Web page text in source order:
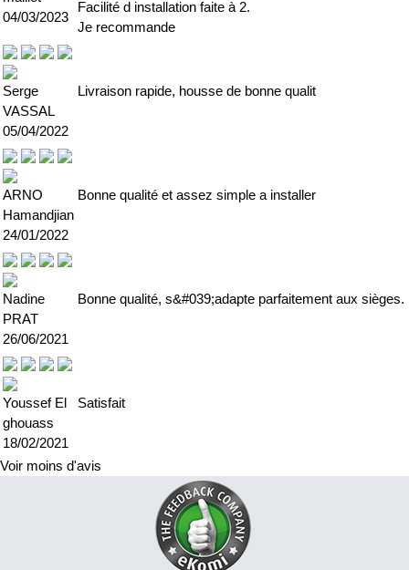
04/03/2023
Facilité d installation faite à 2.
Je recommande
Serge
VASSAL
05/04/2022
Livraison rapide, housse de bonne qualit
ARNO
Hamandjian
24/01/2022
Bonne qualité et assez simple a installer
Nadine
PRAT
26/06/2021
Bonne qualité, s&#039;adapte parfaitement aux sièges.
Youssef El
ghouass
18/02/2021
Satisfait
Voir moins d'avis